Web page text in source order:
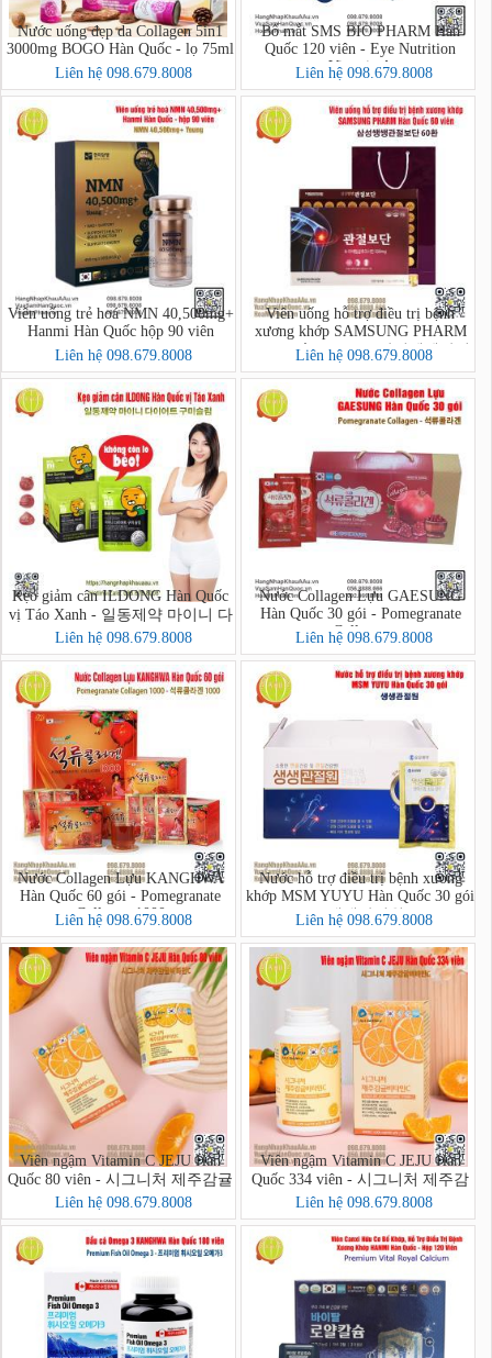
Nước uống đẹp da Collagen 5in1
3000mg BOGO Hàn Quốc - lọ 75ml
Liên hệ 098.679.8008
Bổ mắt SMS BIO PHARM Hàn
Quốc 120 viên - Eye Nutrition
Vitamin A
Liên hệ 098.679.8008
Viên uống trẻ hoá NMN 40,500mg+
Hanmi Hàn Quốc hộp 90 viên
Liên hệ 098.679.8008
Viên uống hỗ trợ điều trị bệnh
xương khớp SAMSUNG PHARM
Hàn Quốc 60 viên - 삼성쌩쌩관절
보단 60환
Liên hệ 098.679.8008
Kẹo giảm cân ILDONG Hàn Quốc
vị Táo Xanh - 일동제약 마이니 다
이어트 구미슬림
Liên hệ 098.679.8008
Nước Collagen Lựu GAESUNG
Hàn Quốc 30 gói - Pomegranate
Collagen
Liên hệ 098.679.8008
Nước Collagen Lựu KANGHWA
Hàn Quốc 60 gói - Pomegranate
Collagen 1000
Liên hệ 098.679.8008
Nước hỗ trợ điều trị bệnh xương
khớp MSM YUYU Hàn Quốc 30 gói
- 생생관절원
Liên hệ 098.679.8008
Viên ngậm Vitamin C JEJU Hàn
Quốc 80 viên - 시그니처 제주감귤
비타민C
Liên hệ 098.679.8008
Viên ngậm Vitamin C JEJU Hàn
Quốc 334 viên - 시그니처 제주감
귤비타민C
Liên hệ 098.679.8008